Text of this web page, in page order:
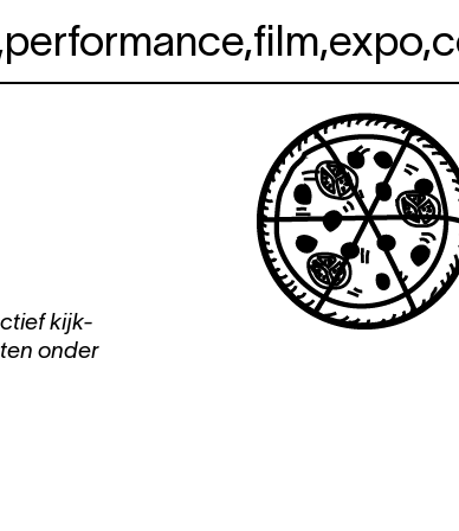
performance,film,expo,
kijk-
onder